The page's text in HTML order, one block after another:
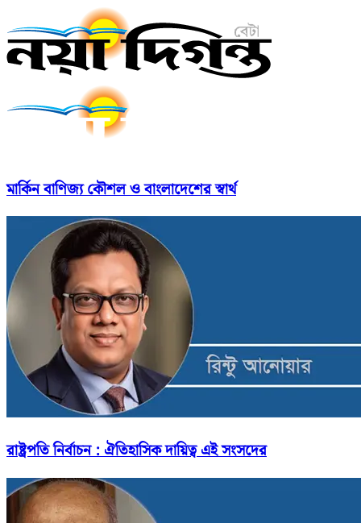
মার্কিন বাণিজ্য কৌশল ও বাংলাদেশের স্বার্থ
রাষ্ট্রপতি নির্বাচন : ঐতিহাসিক দায়িত্ব এই সংসদের